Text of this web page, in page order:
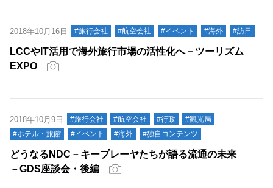
2018年10月16日 #旅行会社 #航空会社 #イベント #海外 #訪日
LCCやIT活用で海外旅行市場の活性化へ－ツーリズム
EXPO
2018年10月9日 #旅行会社 #航空会社 #行政
#観光局
#ホテル・旅館
#イベント #海外 #独自コンテンツ
どうなるNDC－キープレーヤたちが語る流通の未来
－GDS座談会・後編